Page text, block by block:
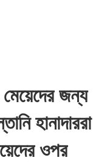
মেয়েদের জন্য
হানাদাররা
ওপর